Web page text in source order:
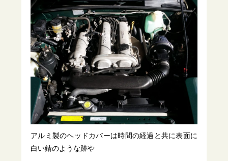
アルミ製のヘッドカバーは時間の経過と共に表面に
白い錆のような跡や